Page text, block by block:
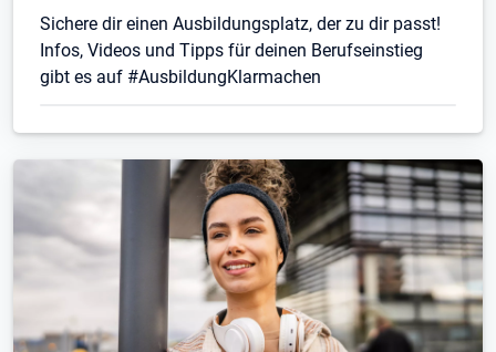
Sichere dir einen Ausbildungsplatz, der zu dir passt!
Infos, Videos und Tipps für deinen Berufseinstieg
gibt es auf #AusbildungKlarmachen